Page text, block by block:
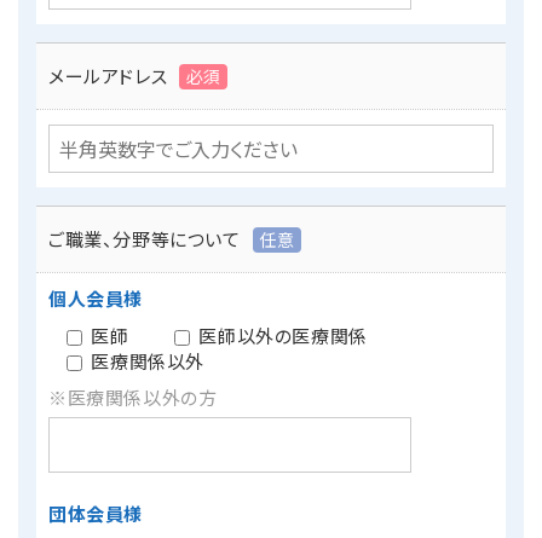
メールアドレス 必須
ご職業、分野等について 任意
個人会員様
医師
医師以外の医療関係
医療関係以外
※医療関係以外の方
団体会員様